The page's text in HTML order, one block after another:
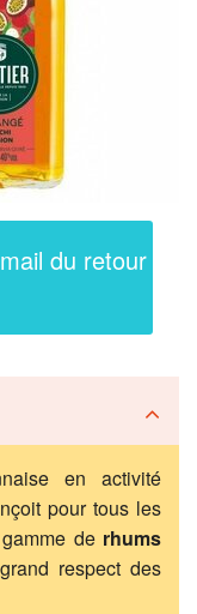
du retour
en activité
pour tous les
de rhums
respect des